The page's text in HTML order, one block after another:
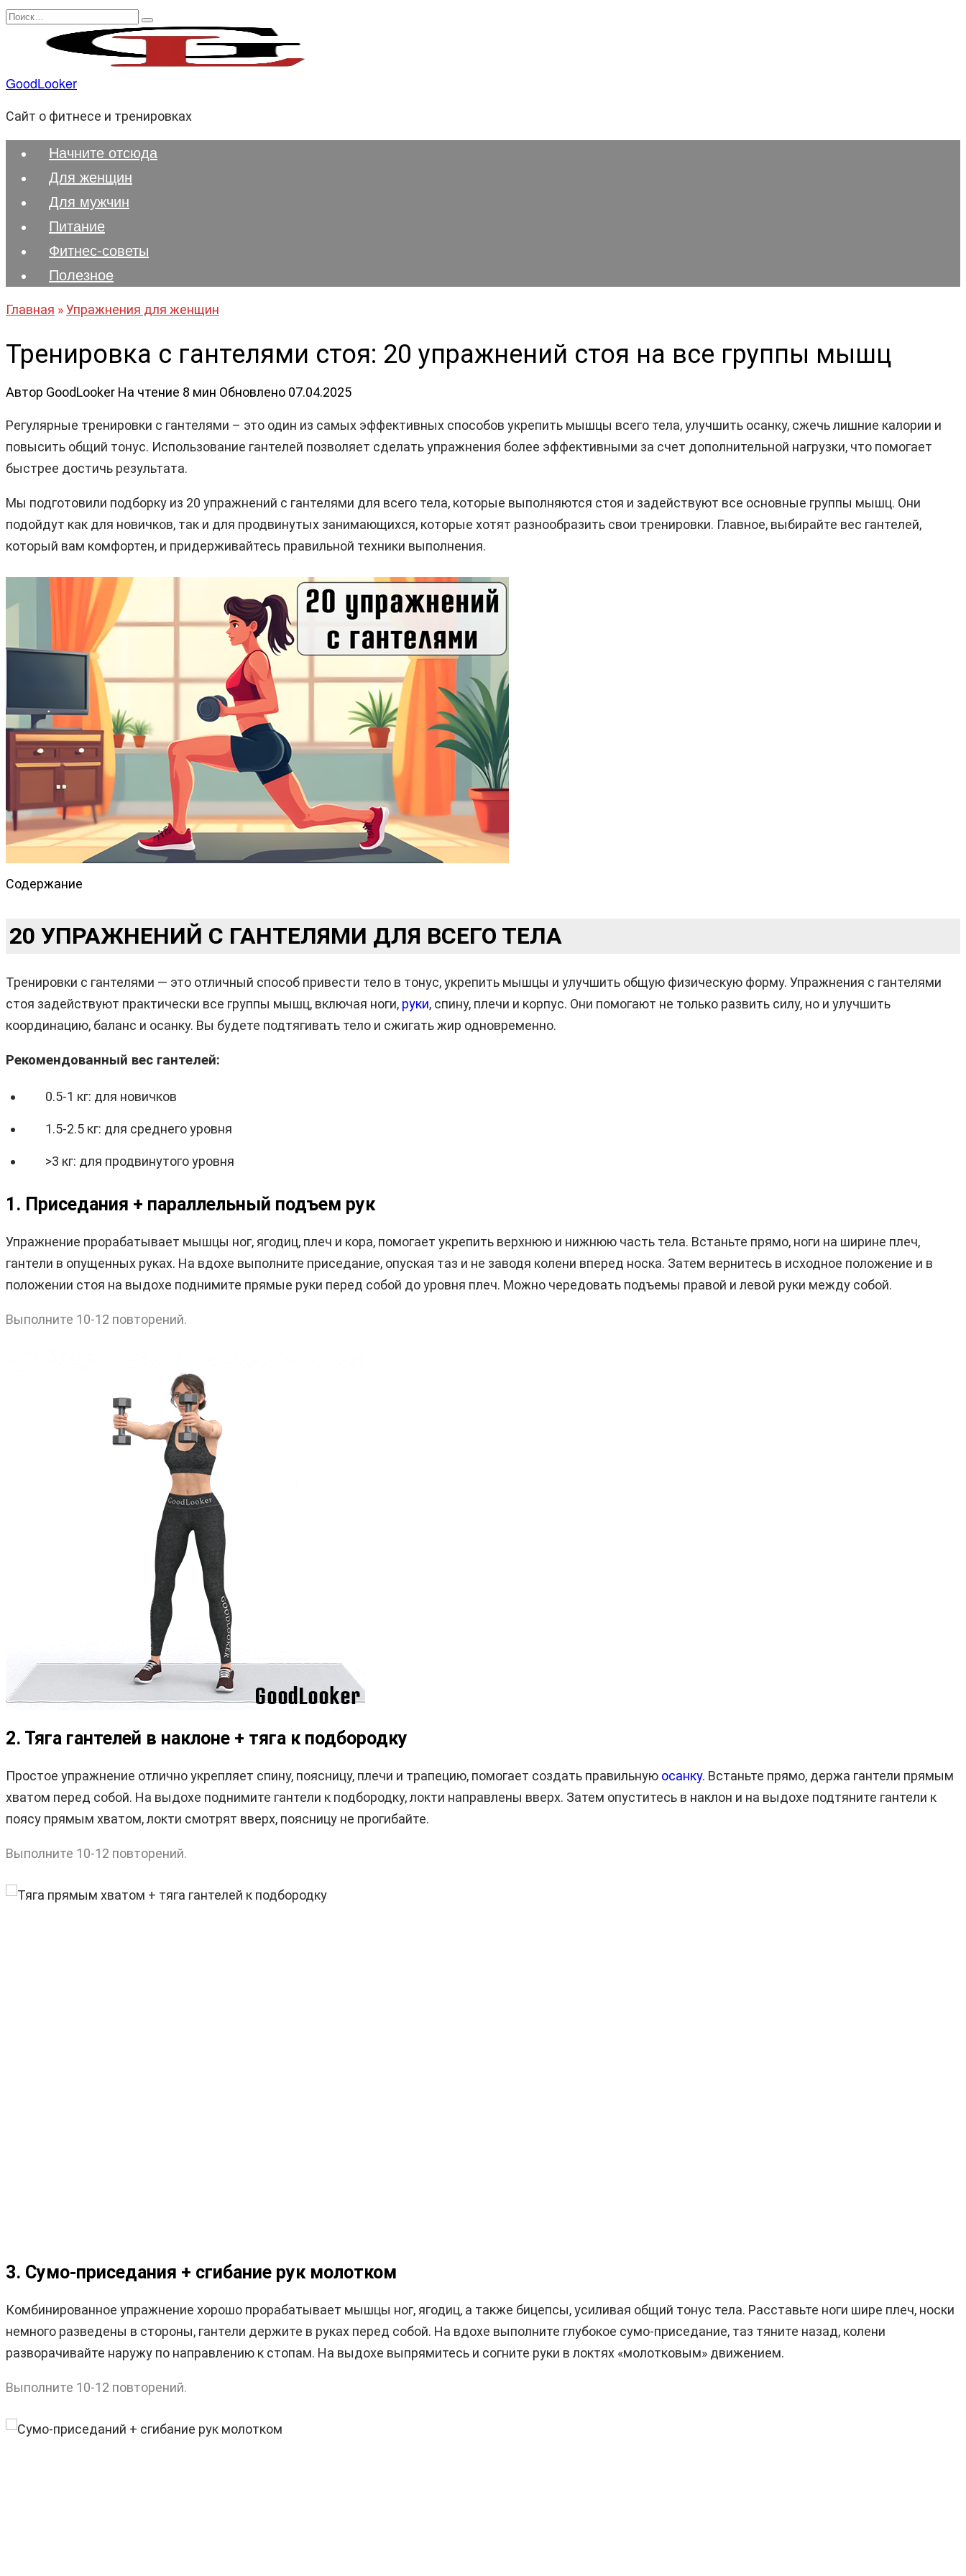
Перейти
содержанию
Search
GoodLooker
Сайт о фитнесе и тренировках
Начните отсюда
Для женщин
Для мужчин
Питание
Фитнес-советы
Полезноe
Главная »Упражнения для женщин
Тренировка с гантелями стоя: 20 упражнений стоя на все группы мышц
Автор GoodLooker На чтение 8 мин Обновлено 07.04.2025
Регулярные тренировки с гантелями – это один из самых эффективных способов укрепить мышцы всего тела, улучшить осанку, сжечь лишние калории и
повысить общий тонус. Использование гантелей позволяет сделать упражнения более эффективными за счет дополнительной нагрузки, что помогает
быстрее достичь результата.
Мы подготовили подборку из 20 упражнений с гантелями для всего тела, которые выполняются стоя и задействуют все основные группы мышц. Они
подойдут как для новичков, так и для продвинутых занимающихся, которые хотят разнообразить свои тренировки. Главное, выбирайте вес гантелей,
который вам комфортен, и придерживайтесь правильной техники выполнения.
Содержание
20 УПРАЖНЕНИЙ С ГАНТЕЛЯМИ ДЛЯ ВСЕГО ТЕЛА
Тренировки с гантелями — это отличный способ привести тело в тонус, укрепить мышцы и улучшить общую физическую форму. Упражнения с гантелями
стоя задействуют практически все группы мышц, включая ноги, руки, спину, плечи и корпус. Они помогают не только развить силу, но и улучшить
координацию, баланс и осанку. Вы будете подтягивать тело и сжигать жир одновременно.
Рекомендованный вес гантелей:
0.5-1 кг: для новичков
1.5-2.5 кг: для среднего уровня
>3 кг: для продвинутого уровня
1. Приседания + параллельный подъем рук
Упражнение прорабатывает мышцы ног, ягодиц, плеч и кора, помогает укрепить верхнюю и нижнюю часть тела. Встаньте прямо, ноги на ширине плеч,
гантели в опущенных руках. На вдохе выполните приседание, опуская таз и не заводя колени вперед носка. Затем вернитесь в исходное положение и в
положении стоя на выдохе поднимите прямые руки перед собой до уровня плеч. Можно чередовать подъемы правой и левой руки между собой.
Выполните 10-12 повторений.
2. Тяга гантелей в наклоне + тяга к подбородку
Простое упражнение отлично укрепляет спину, поясницу, плечи и трапецию, помогает создать правильную осанку. Встаньте прямо, держа гантели прямым
хватом перед собой. На выдохе поднимите гантели к подбородку, локти направлены вверх. Затем опуститесь в наклон и на выдохе подтяните гантели к
поясу прямым хватом, локти смотрят вверх, поясницу не прогибайте.
Выполните 10-12 повторений.
3. Сумо-приседания + сгибание рук молотком
Комбинированное упражнение хорошо прорабатывает мышцы ног, ягодиц, а также бицепсы, усиливая общий тонус тела. Расставьте ноги шире плеч, носки
немного разведены в стороны, гантели держите в руках перед собой. На вдохе выполните глубокое сумо-приседание, таз тяните назад, колени
разворачивайте наружу по направлению к стопам. На выдохе выпрямитесь и согните руки в локтях «молотковым» движением.
Выполните 10-12 повторений.